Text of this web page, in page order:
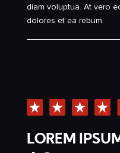
diam voluptua. At vero
dolores et ea rebum.
LOREM